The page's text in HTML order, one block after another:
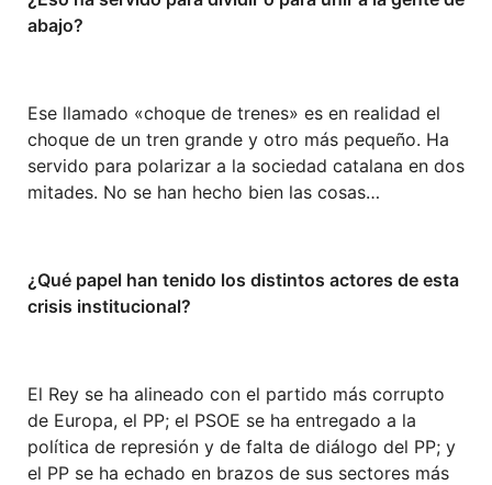
abajo?
Ese llamado «choque de trenes» es en realidad el
choque de un tren grande y otro más pequeño. Ha
servido para polarizar a la sociedad catalana en dos
mitades. No se han hecho bien las cosas…
¿Qué papel han tenido los distintos actores de esta
crisis institucional?
El Rey se ha alineado con el partido más corrupto
de Europa, el PP; el PSOE se ha entregado a la
política de represión y de falta de diálogo del PP; y
el PP se ha echado en brazos de sus sectores más